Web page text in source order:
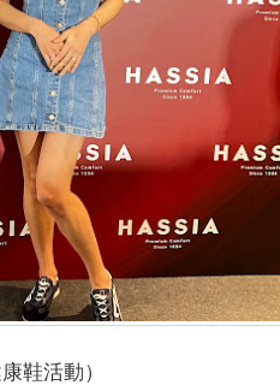
鞋活動）